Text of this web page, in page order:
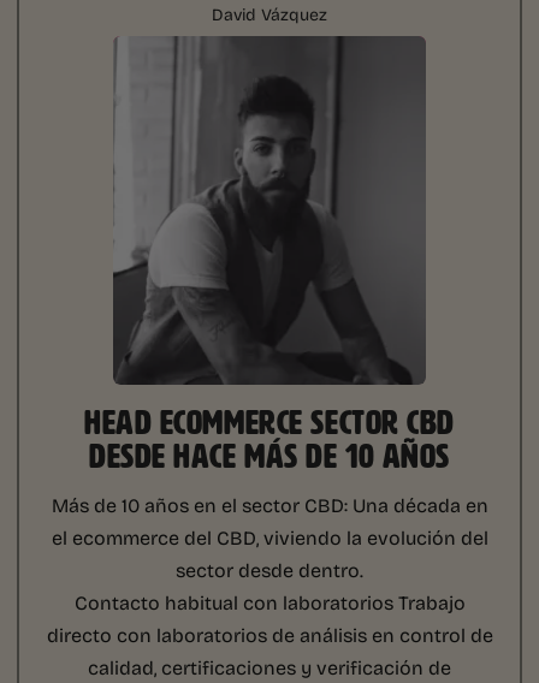
David Vázquez
HEAD ECOMMERCE SECTOR CBD
DESDE HACE MÁS DE 10 AÑOS
Más de 10 años en el sector CBD:Una década en
el ecommerce del CBD, viviendo la evolución del
sector desde dentro.
Contacto habitual con laboratoriosTrabajo
directo con laboratorios de análisis en control de
calidad, certificaciones y verificación de